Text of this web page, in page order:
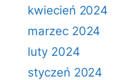
kwiecień 2024
marzec 2024
luty 2024
styczeń 2024